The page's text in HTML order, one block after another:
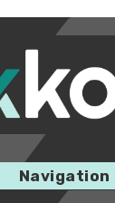
Navigation